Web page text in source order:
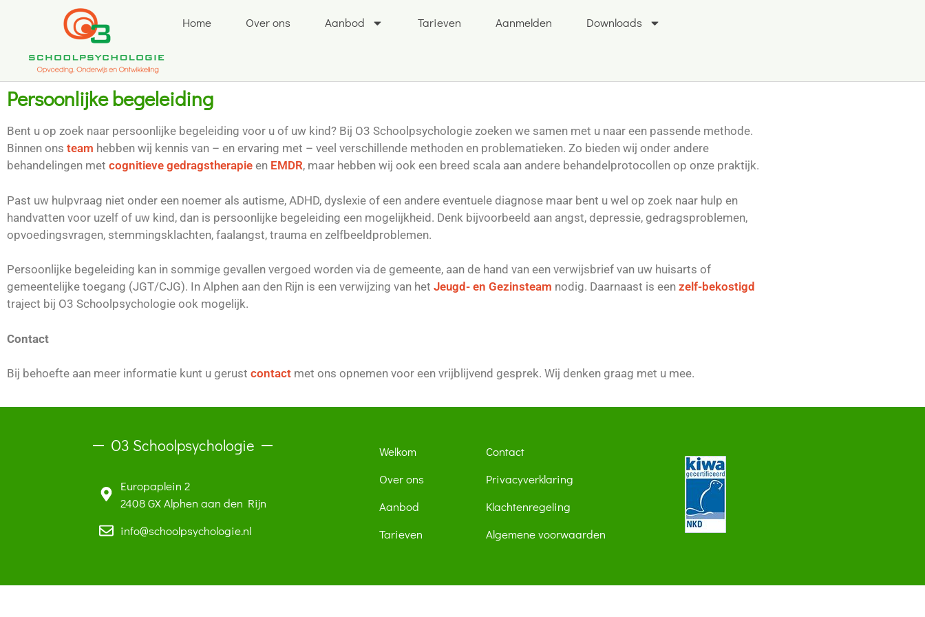
Home Over ons Aanbod Tarieven Aanmelden Downloads
Persoonlijke begeleiding
Bent u op zoek naar persoonlijke begeleiding voor u of uw kind? Bij O3 Schoolpsychologie zoeken we samen met u naar een passende methode.
Binnen ons team hebben wij kennis van – en ervaring met – veel verschillende methoden en problematieken. Zo bieden wij onder andere
behandelingen met cognitieve gedragstherapie en EMDR, maar hebben wij ook een breed scala aan andere behandelprotocollen op onze praktijk.
Past uw hulpvraag niet onder een noemer als autisme, ADHD, dyslexie of een andere eventuele diagnose maar bent u wel op zoek naar hulp en
handvatten voor uzelf of uw kind, dan is persoonlijke begeleiding een mogelijkheid. Denk bijvoorbeeld aan angst, depressie, gedragsproblemen,
opvoedingsvragen, stemmingsklachten, faalangst, trauma en zelfbeeldproblemen.
Persoonlijke begeleiding kan in sommige gevallen vergoed worden via de gemeente, aan de hand van een verwijsbrief van uw huisarts of
gemeentelijke toegang (JGT/CJG). In Alphen aan den Rijn is een verwijzing van het Jeugd- en Gezinsteam nodig. Daarnaast is een zelf-bekostigd
traject bij O3 Schoolpsychologie ook mogelijk.
Contact
Bij behoefte aan meer informatie kunt u gerust contact met ons opnemen voor een vrijblijvend gesprek. Wij denken graag met u mee.
O3 Schoolpsychologie
Europaplein 2
2408 GX Alphen aan den Rijn
info@schoolpsychologie.nl
Welkom
Over ons
Aanbod
Tarieven
Contact
Privacyverklaring
Klachtenregeling
Algemene voorwaarden